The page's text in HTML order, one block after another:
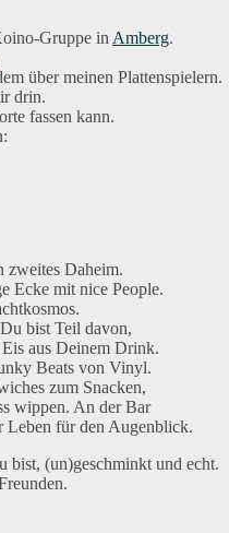
Gruppe in Amberg.
über meinen Plattenspielern.
drin.
fassen kann.
zweites Daheim.
Ecke mit nice People.
bist Teil davon,
aus Deinem Drink.
Beats von Vinyl.
zum Snacken,
wippen. An der Bar
Leben für den Augenblick.
(un)geschminkt und echt.